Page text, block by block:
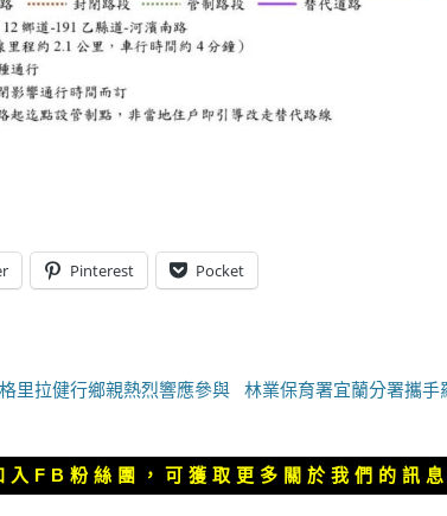
Pinterest Pocket
里拉健行鄉親熱烈響應參與下
文
章：
林業保育署宜蘭分署攜
入FB粉絲團，可獲取更多關於我們的訊息